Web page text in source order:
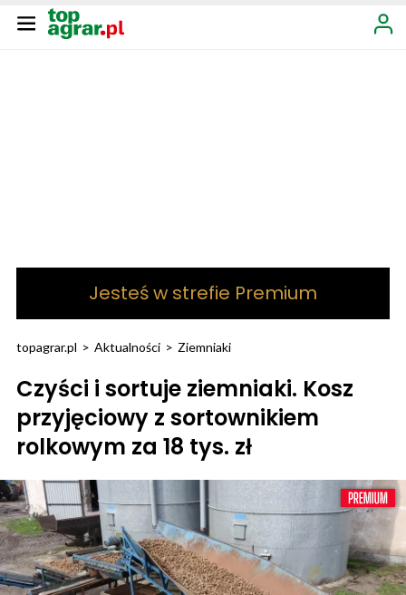
Jesteś w strefie Premium
topagrar.pl > Aktualności > Ziemniaki
Czyści i sortuje ziemniaki. Kosz
przyjęciowy z sortownikiem
rolkowym za 18 tys. zł